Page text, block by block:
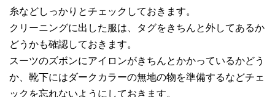
糸などしっかりとチェックしておきます。
クリーニングに出した服は、タグをきちんと外してあるか
どうかも確認しておきます。
スーツのズボンにアイロンがきちんとかかっているかどう
か、靴下にはダークカラーの無地の物を準備するなどチェ
ックを忘れないようにしておきます。